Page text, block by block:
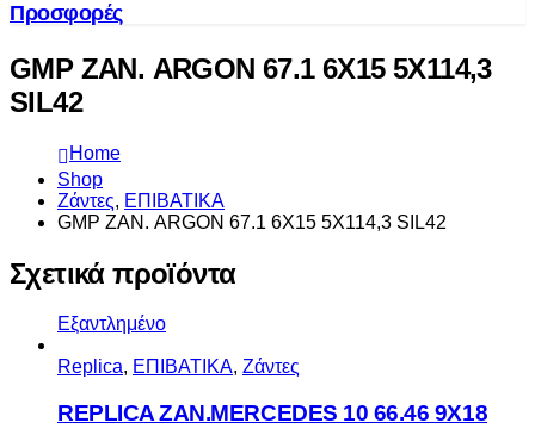
Προσφορές
GMP ΖΑΝ. ARGON 67.1 6Χ15 5Χ114,3
SIL42
Home
Shop
Ζάντες, ΕΠΙΒΑΤΙΚΑ
GMP ΖΑΝ. ARGON 67.1 6Χ15 5Χ114,3 SIL42
Σχετικά προϊόντα
Εξαντλημένο
Replica, ΕΠΙΒΑΤΙΚΑ, Ζάντες
REPLICA ZAN.MERCEDES 10 66.46 9X18